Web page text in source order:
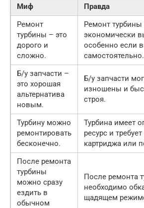
Миф
Правда
Ремонт
турбины – это
дорого и
сложно.
Ремонт
экономически
особенно если
самостоятельно.
Б/у запчасти –
это хорошая
альтернатива
новым.
Б/у запчасти
изношены и
строя.
Турбину можно
ремонтировать
бесконечно.
Турбина имеет
ресурс и
картриджа или
После ремонта
турбины
можно сразу
ездить в
обычном
После ремонта
необходимо
щадящем